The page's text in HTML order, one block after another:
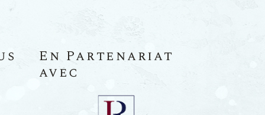
En Partenariat
avec